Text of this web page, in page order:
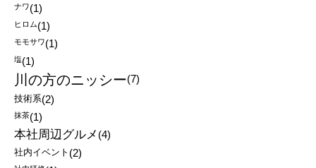
ナワ(1)
ヒロム(1)
モモサワ(1)
塩(1)
川の方のニッシー(7)
技術系(2)
抹茶(1)
本社周辺グルメ (4)
社内イベント (2)